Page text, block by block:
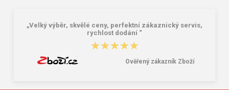
„Velký výběr, skvělé ceny, perfektní zákaznický servis,
rychlost dodání “
★★★★★
★★★★★
Ověřený zákazník Zboží